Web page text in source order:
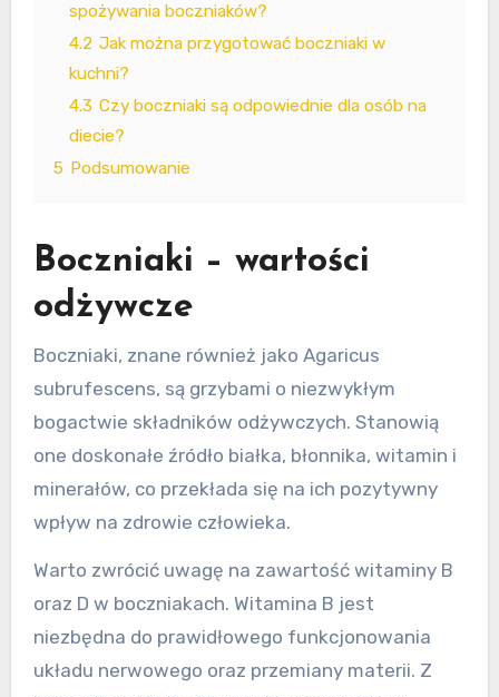
spożywania boczniaków?
4.2 Jak można przygotować boczniaki w
kuchni?
4.3 Czy boczniaki są odpowiednie dla osób na
diecie?
5 Podsumowanie
Boczniaki – wartości
odżywcze
Boczniaki, znane również jako Agaricus
subrufescens, są grzybami o niezwykłym
bogactwie składników odżywczych. Stanowią
one doskonałe źródło białka, błonnika, witamin i
minerałów, co przekłada się na ich pozytywny
wpływ na zdrowie człowieka.
Warto zwrócić uwagę na zawartość witaminy B
oraz D w boczniakach. Witamina B jest
niezbędna do prawidłowego funkcjonowania
układu nerwowego oraz przemiany materii. Z